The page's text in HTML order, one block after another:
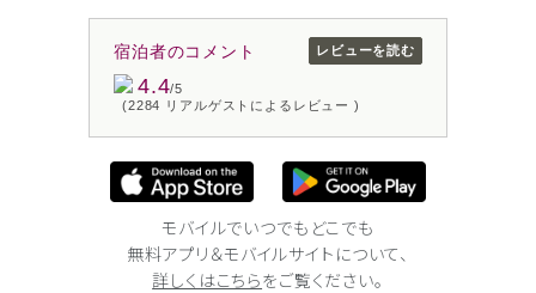
宿泊者のコメント
4.4/5
(2284 リアルゲストによるレビュー )
レビューを読む
モバイルでいつでもどこでも
無料アプリ＆モバイルサイトについて、
詳しくはこちらをご覧ください。